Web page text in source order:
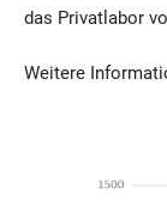
das Privatlabor
Weitere